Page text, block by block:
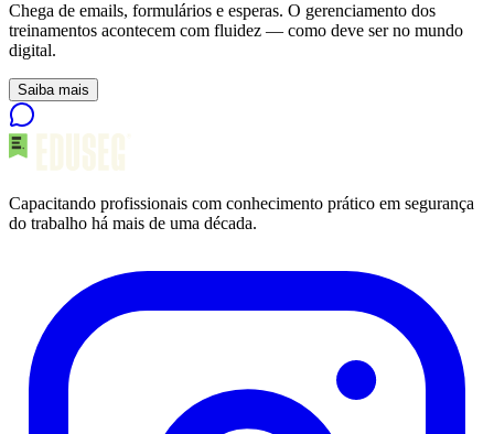
Chega de emails, formulários e esperas. O gerenciamento dos
treinamentos acontecem com fluidez — como deve ser no mundo
digital.
Saiba mais
Capacitando profissionais com conhecimento prático em segurança
do trabalho há mais de uma década.